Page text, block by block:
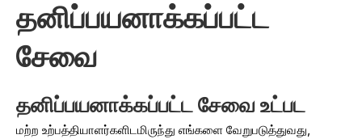
தனிப்பயனாக்கப்பட்ட
சேவை
தனிப்பயனாக்கப்பட்ட சேவை உட்பட
மற்ற உற்பத்தியாளர்களிடமிருந்து எங்களை வேறுபடுத்துவது,